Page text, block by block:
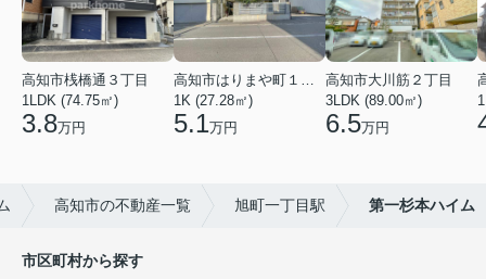
高知市桟橋通３丁目
1LDK (74.75㎡)
3.8万円
高知市はりまや町１丁目
1K (27.28㎡)
5.1万円
高知市大川筋２丁目
3LDK (89.00㎡)
6.5万円
高知市の不動産一覧 旭町一丁目駅 第一杉本ハイム
市区町村から探す